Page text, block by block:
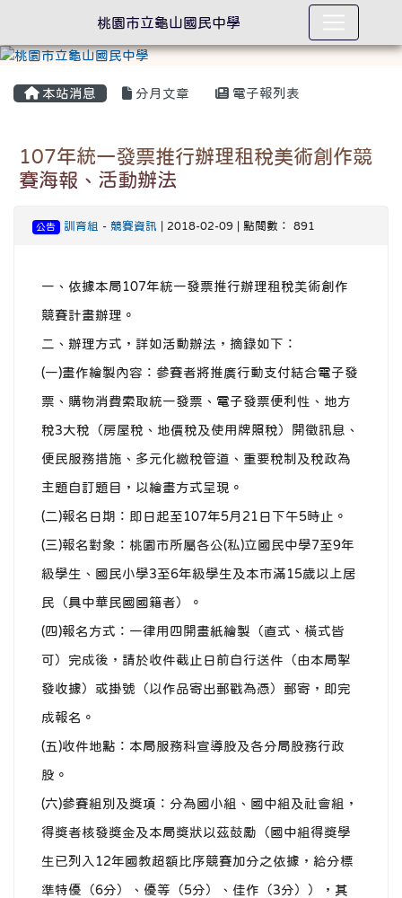
本站消息 分月文章 電子報列表
107年統一發票推行辦理租稅美術創作競
賽海報、活動辦法
公告 訓育組 - 競賽資訊| 2018-02-09 | 點閱數： 891
一、依據本局107年統一發票推行辦理租稅美術創作
競賽計畫辦理。
二、辦理方式，詳如活動辦法，摘錄如下：
(一)畫作繪製內容：參賽者將推廣行動支付結合電子發
票、購物消費索取統一發票、電子發票便利性、地方
稅3大稅（房屋稅、地價稅及使用牌照稅）開徵訊息、
便民服務措施、多元化繳稅管道、重要稅制及稅政為
主題自訂題目，以繪畫方式呈現。
(二)報名日期：即日起至107年5月21日下午5時止。
(三)報名對象：桃園市所屬各公(私)立國民中學7至9年
級學生、國民小學3至6年級學生及本市滿15歲以上居
民（具中華民國國籍者）。
(四)報名方式：一律用四開畫紙繪製（直式、橫式皆
可）完成後，請於收件截止日前自行送件（由本局掣
發收據）或掛號（以作品寄出郵戳為憑）郵寄，即完
成報名。
(五)收件地點：本局服務科宣導股及各分局股務行政
股。
(六)參賽組別及獎項：分為國小組、國中組及社會組，
得獎者核發獎金及本局獎狀以茲鼓勵（國中組得獎學
生已列入12年國教超額比序競賽加分之依據，給分標
準特優（6分）、優等（5分）、佳作（3分）），其
桃園市立龜山國民中學